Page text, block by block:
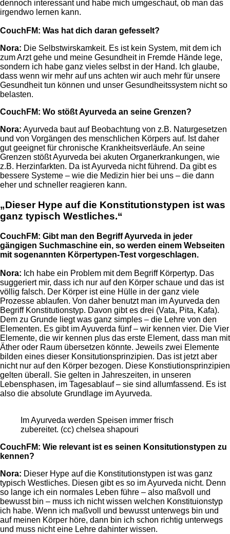
dennoch interessant und habe mich umgeschaut, ob man das
irgendwo lernen kann.
CouchFM: Was hat dich daran gefesselt?
Nora: Die Selbstwirskamkeit. Es ist kein System, mit dem ich
zum Arzt gehe und meine Gesundheit in Fremde Hände lege,
sondern ich habe ganz vieles selbst in der Hand. Ich glaube,
dass wenn wir mehr auf uns achten wir auch mehr für unsere
Gesundheit tun können und unser Gesundheitssystem nicht so
belasten.
CouchFM: Wo stößt Ayurveda an seine Grenzen?
Nora: Ayurveda baut auf Beobachtung von z.B. Naturgesetzen
und von Vorgängen des menschlichen Körpers auf. Ist daher
gut geeignet für chronische Krankheitsverläufe. An seine
Grenzen stößt Ayurveda bei akuten Organerkrankungen, wie
z.B. Herzinfarkten. Da ist Ayurveda nicht führend. Da gibt es
bessere Systeme – wie die Medizin hier bei uns – die dann
eher und schneller reagieren kann.
„Dieser Hype auf die Konstitutionstypen ist was
ganz typisch Westliches.“
CouchFM: Gibt man den Begriff Ayurveda in jeder
gängigen Suchmaschine ein, so werden einem Webseiten
mit sogenannten Körpertypen-Test vorgeschlagen.
Nora: Ich habe ein Problem mit dem Begriff Körpertyp. Das
suggeriert mir, dass ich nur auf den Körper schaue und das ist
völlig falsch. Der Körper ist eine Hülle in der ganz viele
Prozesse ablaufen. Von daher benutzt man im Ayurveda den
Begriff Konstitutionstyp. Davon gibt es drei (Vata, Pita, Kafa).
Dem zu Grunde liegt was ganz simples – die Lehre von den
Elementen. Es gibt im Ayuverda fünf – wir kennen vier. Die Vier
Elemente, die wir kennen plus das erste Element, dass man mit
Äther oder Raum übersetzen könnte. Jeweils zwei Elemente
bilden eines dieser Konsitutionsprinzipien. Das ist jetzt aber
nicht nur auf den Körper bezogen. Diese Konstiutionsprinzipien
gelten überall. Sie gelten in Jahreszeiten, in unseren
Lebensphasen, im Tagesablauf – sie sind allumfassend. Es ist
also die absolute Grundlage im Ayurveda.
Im Ayurveda werden Speisen immer frisch
zubereitet. (cc) chelsea shapouri
CouchFM: Wie relevant ist es seinen Konsitutionstypen zu
kennen?
Nora: Dieser Hype auf die Konstitutionstypen ist was ganz
typisch Westliches. Diesen gibt es so im Ayurveda nicht. Denn
so lange ich ein normales Leben führe – also maßvoll und
bewusst bin – muss ich nicht wissen welchen Konstituionstyp
ich habe. Wenn ich maßvoll und bewusst unterwegs bin und
auf meinen Körper höre, dann bin ich schon richtig unterwegs
und muss nicht eine Lehre dahinter wissen.